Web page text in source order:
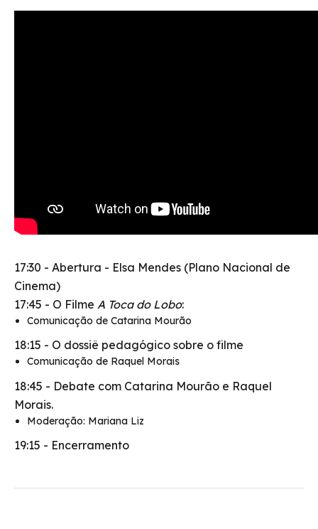
17:30 - Abertura - Elsa Mendes (Plano Nacional de
Cinema)
17:45 - O Filme A Toca do Lobo:
Comunicação de Catarina Mourão
18:15 - O dossiê pedagógico sobre o filme
Comunicação de Raquel Morais
18:45 - Debate com Catarina Mourão e Raquel
Morais.
Moderação: Mariana Liz
19:15 - Encerramento